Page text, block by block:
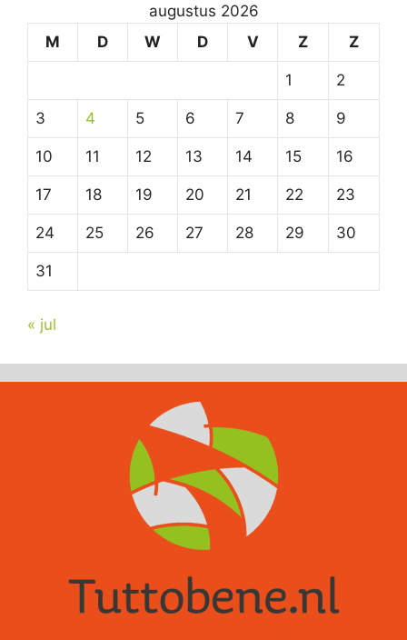
augustus 2026
M
D W D V Z Z
1 2
3 4 5 6 7 8 9
10 11 12 13 14 15 16
17 18 19 20 21 22 23
24 25 26 27 28 29 30
31
« jul